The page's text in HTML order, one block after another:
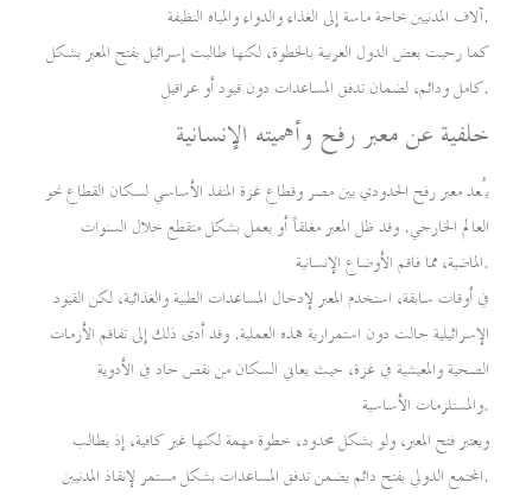
آلاف المدنيين بحاجة ماسة إلى الغذاء والدواء والمياه النظيفة.
كما رحبت بعض الدول العربية بالخطوة، لكنها طالبت إسرائيل بفتح المعبر بشكل
كامل ودائم، لضمان تدفق المساعدات دون قيود أو عراقيل.
خلفية عن معبر رفح وأهميته الإنسانية
يُعد معبر رفح الحدودي بين مصر وقطاع غزة المنفذ الأساسي لسكان القطاع نحو
العالم الخارجي. وقد ظل المعبر مغلقاً أو يعمل بشكل متقطع خلال السنوات
الماضية، مما فاقم الأوضاع الإنسانية.
في أوقات سابقة، استخدم المعبر لإدخال المساعدات الطبية والغذائية، لكن القيود
الإسرائيلية حالت دون استمرارية هذه العملية. وقد أدى ذلك إلى تفاقم الأزمات
الصحية والمعيشية في غزة، حيث يعاني السكان من نقص حاد في الأدوية
والمستلزمات الأساسية.
ويعتبر فتح المعبر، ولو بشكل محدود، خطوة مهمة لكنها غير كافية، إذ يطالب
المجتمع الدولي بفتح دائم يضمن تدفق المساعدات بشكل مستمر لإنقاذ المدنيين.